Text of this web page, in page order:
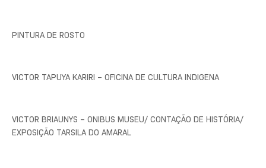
PINTURA DE ROSTO
VICTOR TAPUYA KARIRI – OFICINA DE CULTURA INDIGENA
VICTOR BRIAUNYS – ONIBUS MUSEU/ CONTAÇÃO DE HISTÓRIA/
EXPOSIÇÃO TARSILA DO AMARAL